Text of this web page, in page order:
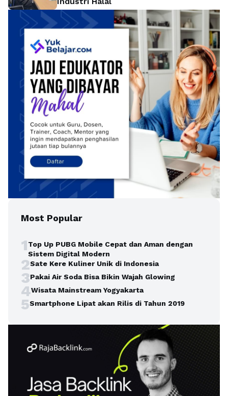
Most Popular
1Top Up PUBG Mobile Cepat dan Aman dengan
Sistem Digital Modern
2Sate Kere Kuliner Unik di Indonesia
3Pakai Air Soda Bisa Bikin Wajah Glowing
4Wisata Mainstream Yogyakarta
5Smartphone Lipat akan Rilis di Tahun 2019